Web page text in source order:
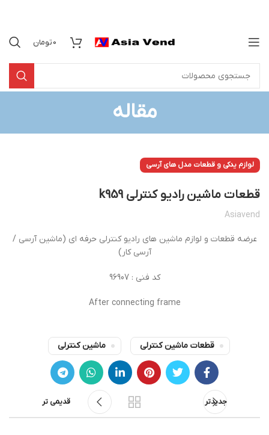
0تومان
مقاله
لوازم یدکی و قطعات مدل های آرسی
قطعات ماشین رادیو کنترلی k959
Asiavend
عرضه قطعات و لوازم ماشین های رادیو کنترلی حرفه ای (ماشین آرسی /
آرسی کار)
کد فنی : 96907
After connecting frame
قطعات ماشین کنترلی ماشین کنترلی
جدیدتر قدیمی تر